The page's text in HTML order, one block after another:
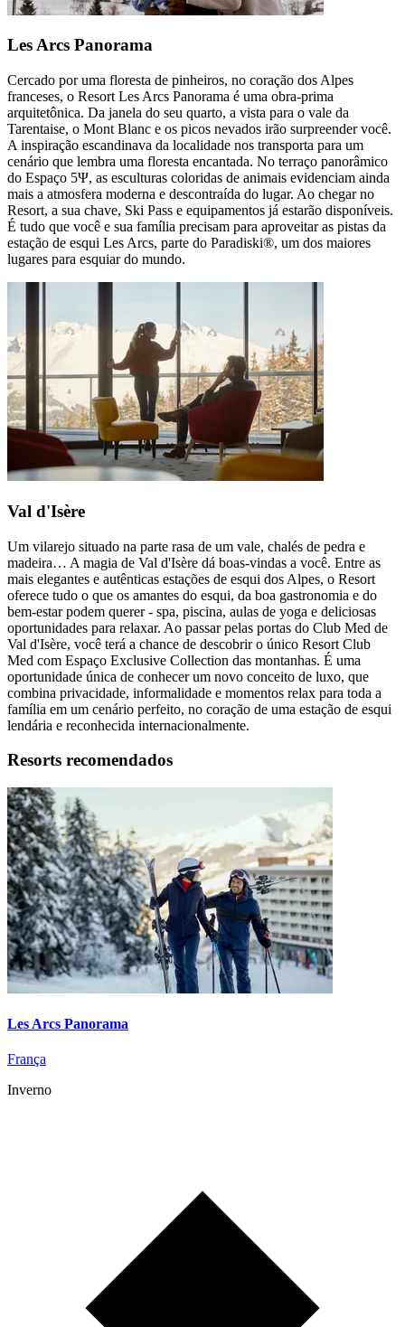
Les Arcs Panorama
Cercado por uma floresta de pinheiros, no coração dos Alpes
franceses, o Resort Les Arcs Panorama é uma obra-prima
arquitetônica. Da janela do seu quarto, a vista para o vale da
Tarentaise, o Mont Blanc e os picos nevados irão surpreender você.
A inspiração escandinava da localidade nos transporta para um
cenário que lembra uma floresta encantada. No terraço panorâmico
do Espaço 5Ψ, as esculturas coloridas de animais evidenciam ainda
mais a atmosfera moderna e descontraída do lugar. Ao chegar no
Resort, a sua chave, Ski Pass e equipamentos já estarão disponíveis.
É tudo que você e sua família precisam para aproveitar as pistas da
estação de esqui Les Arcs, parte do Paradiski®, um dos maiores
lugares para esquiar do mundo.
Val d'Isère
Um vilarejo situado na parte rasa de um vale, chalés de pedra e
madeira… A magia de Val d'Isère dá boas-vindas a você. Entre as
mais elegantes e autênticas estações de esqui dos Alpes, o Resort
oferece tudo o que os amantes do esqui, da boa gastronomia e do
bem-estar podem querer - spa, piscina, aulas de yoga e deliciosas
oportunidades para relaxar. Ao passar pelas portas do Club Med de
Val d'Isère, você terá a chance de descobrir o único Resort Club
Med com Espaço Exclusive Collection das montanhas. É uma
oportunidade única de conhecer um novo conceito de luxo, que
combina privacidade, informalidade e momentos relax para toda a
família em um cenário perfeito, no coração de uma estação de esqui
lendária e reconhecida internacionalmente.
Resorts recomendados
Les Arcs Panorama
França
Inverno